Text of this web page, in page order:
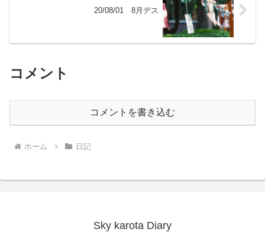
20/08/01 8月デス
コメント
コメントを書き込む
ホーム 日記
Sky karota Diary